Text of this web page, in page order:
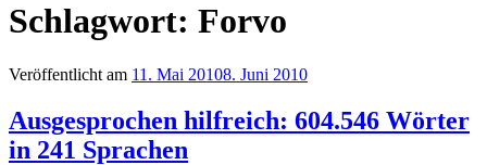
Schlagwort: Forvo
Veröffentlicht am 11. Mai 20108. Juni 2010
Ausgesprochen hilfreich: 604.546 Wörter
in 241 Sprachen